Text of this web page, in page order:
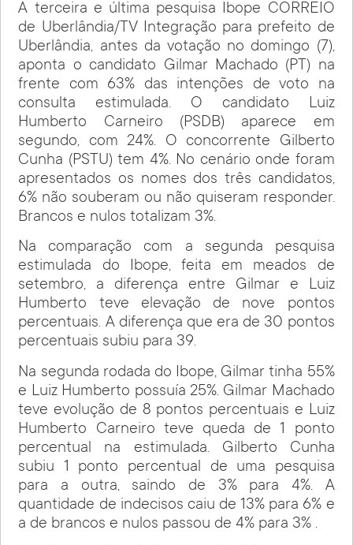
A terceira e última pesquisa Ibope CORREIO
de Uberlândia/TV Integração para prefeito de
Uberlândia, antes da votação no domingo (7),
aponta o candidato Gilmar Machado (PT) na
frente com 63% das intenções de voto na
consulta estimulada. O candidato Luiz
Humberto Carneiro (PSDB) aparece em
segundo, com 24%. O concorrente Gilberto
Cunha (PSTU) tem 4%. No cenário onde foram
apresentados os nomes dos três candidatos,
6% não souberam ou não quiseram responder.
Brancos e nulos totalizam 3%.
Na comparação com a segunda pesquisa
estimulada do Ibope, feita em meados de
setembro, a diferença entre Gilmar e Luiz
Humberto teve elevação de nove pontos
percentuais. A diferença que era de 30 pontos
percentuais subiu para 39.
Na segunda rodada do Ibope, Gilmar tinha 55%
e Luiz Humberto possuía 25%. Gilmar Machado
teve evolução de 8 pontos percentuais e Luiz
Humberto Carneiro teve queda de 1 ponto
percentual na estimulada. Gilberto Cunha
subiu 1 ponto percentual de uma pesquisa
para a outra, saindo de 3% para 4%. A
quantidade de indecisos caiu de 13% para 6% e
a de brancos e nulos passou de 4% para 3% .